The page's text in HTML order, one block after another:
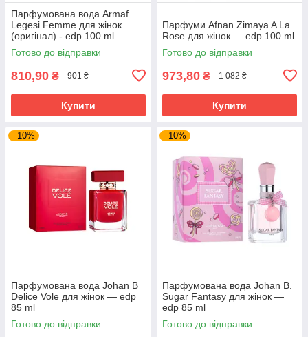
Парфумована вода Armaf
Legesi Femme для жінок
(оригінал) - edp 100 ml
Готово до відправки
810,90 ₴ 901 ₴
Купити
Парфуми Afnan Zimaya A La
Rose для жінок — edp 100 ml
Готово до відправки
973,80 ₴ 1 082 ₴
Купити
–10%
Парфумована вода Johan B
Delice Vole для жінок — edp
85 ml
Готово до відправки
–10%
Парфумована вода Johan B.
Sugar Fantasy для жінок —
edp 85 ml
Готово до відправки